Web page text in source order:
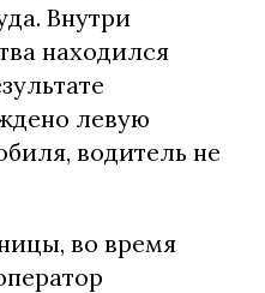
Внутри
находился
левую
водитель не
во время